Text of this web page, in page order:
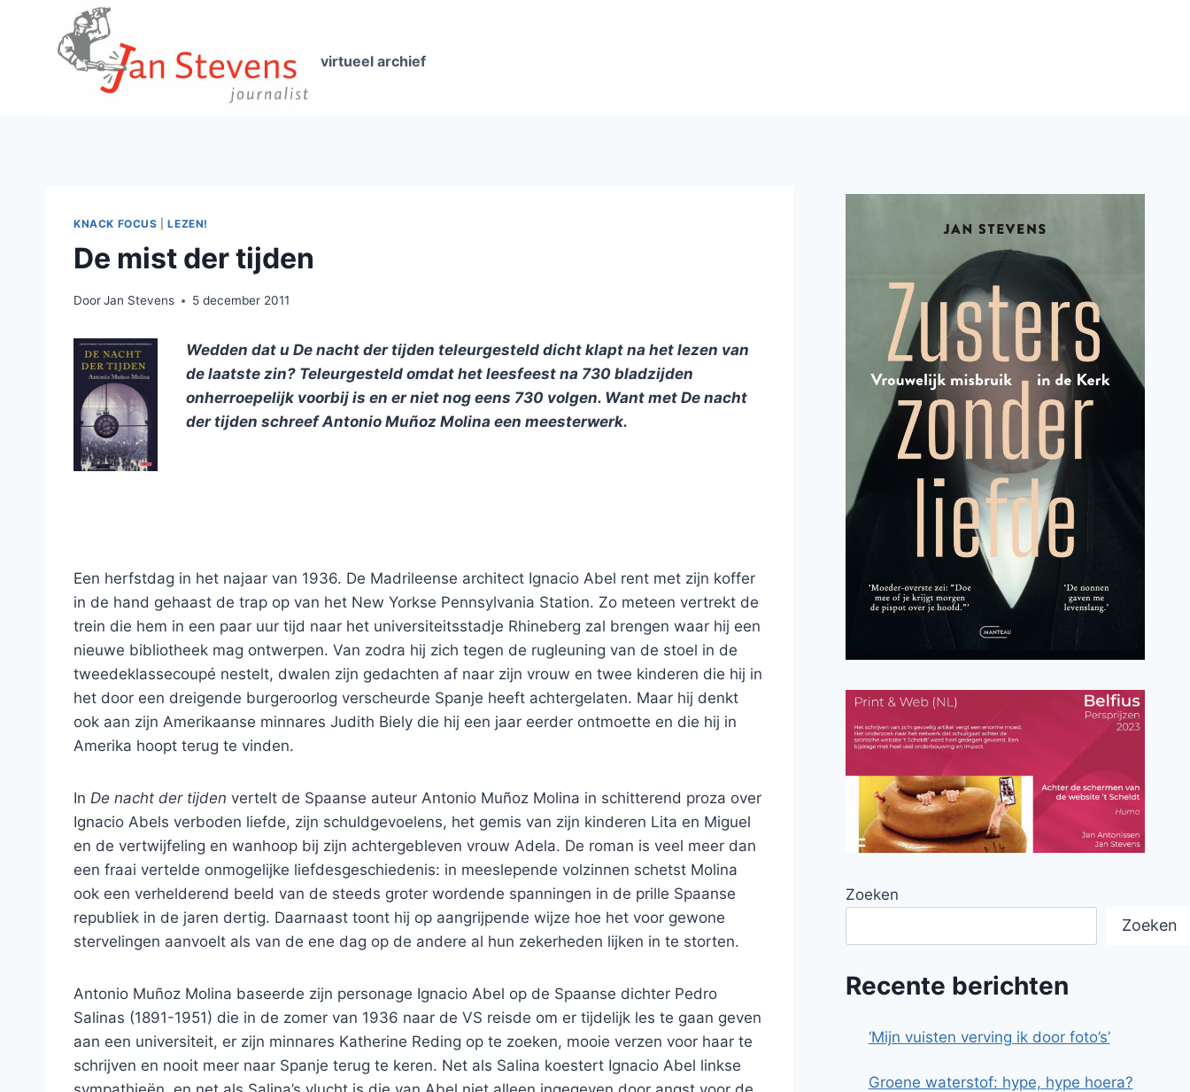
virtueel archief
KNACK FOCUS |LEZEN!
De mist der tijden
DoorJan Stevens 5 december 2011
Wedden dat u De nacht der tijden teleurgesteld dicht klapt na het lezen van
de laatste zin? Teleurgesteld omdat het leesfeest na 730 bladzijden
onherroepelijk voorbij is en er niet nog eens 730 volgen. Want met De nacht
der tijden schreef Antonio Muñoz Molina een meesterwerk.
Een herfstdag in het najaar van 1936. De Madrileense architect Ignacio Abel rent met zijn koffer
in de hand gehaast de trap op van het New Yorkse Pennsylvania Station. Zo meteen vertrekt de
trein die hem in een paar uur tijd naar het universiteitsstadje Rhineberg zal brengen waar hij een
nieuwe bibliotheek mag ontwerpen. Van zodra hij zich tegen de rugleuning van de stoel in de
tweedeklassecoupé nestelt, dwalen zijn gedachten af naar zijn vrouw en twee kinderen die hij in
het door een dreigende burgeroorlog verscheurde Spanje heeft achtergelaten. Maar hij denkt
ook aan zijn Amerikaanse minnares Judith Biely die hij een jaar eerder ontmoette en die hij in
Amerika hoopt terug te vinden.
In De nacht der tijden vertelt de Spaanse auteur Antonio Muñoz Molina in schitterend proza over
Ignacio Abels verboden liefde, zijn schuldgevoelens, het gemis van zijn kinderen Lita en Miguel
en de vertwijfeling en wanhoop bij zijn achtergebleven vrouw Adela. De roman is veel meer dan
een fraai vertelde onmogelijke liefdesgeschiedenis: in meeslepende volzinnen schetst Molina
ook een verhelderend beeld van de steeds groter wordende spanningen in de prille Spaanse
republiek in de jaren dertig. Daarnaast toont hij op aangrijpende wijze hoe het voor gewone
stervelingen aanvoelt als van de ene dag op de andere al hun zekerheden lijken in te storten.
Antonio Muñoz Molina baseerde zijn personage Ignacio Abel op de Spaanse dichter Pedro
Salinas (1891-1951) die in de zomer van 1936 naar de VS reisde om er tijdelijk les te gaan geven
aan een universiteit, er zijn minnares Katherine Reding op te zoeken, mooie verzen voor haar te
schrijven en nooit meer naar Spanje terug te keren. Net als Salina koestert Ignacio Abel linkse
Zoeken
Zoeken
Recente berichten
‘Mijn vuisten verving ik door foto’s’
Groene waterstof: hype, hype hoera?